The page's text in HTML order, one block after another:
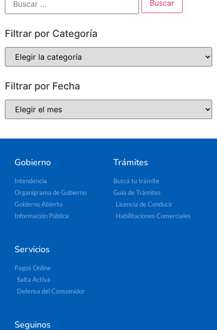
Filtrar por Categoría
Filtrar por Fecha
Gobierno
Intendencia
Organigrama de Gobierno
Gobierno Abierto
Información Pública
Trámites
Buscá tu trámite
Guía de Trámites
Licencia de Conducir
Habilitaciones Comerciales
Servicios
Pagos Online
Salta Activa
Defensa del Consumidor
Seguinos